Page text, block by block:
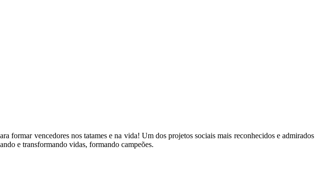
formar vencedores nos tatames e na vida! Um dos projetos sociais mais reconhecidos e admirados
e transformando vidas, formando campeões.